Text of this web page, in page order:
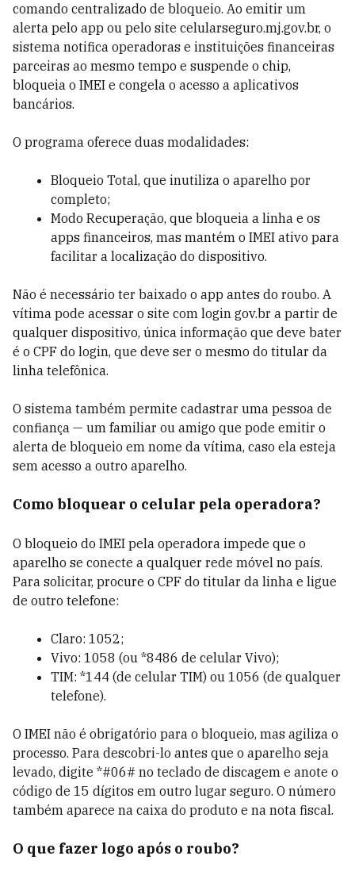
comando centralizado de bloqueio. Ao emitir um
alerta pelo app ou pelo site celularseguro.mj.gov.br, o
sistema notifica operadoras e instituições financeiras
parceiras ao mesmo tempo e suspende o chip,
bloqueia o IMEI e congela o acesso a aplicativos
bancários.
O programa oferece duas modalidades:
Bloqueio Total, que inutiliza o aparelho por
completo;
Modo Recuperação, que bloqueia a linha e os
apps financeiros, mas mantém o IMEI ativo para
facilitar a localização do dispositivo.
Não é necessário ter baixado o app antes do roubo. A
vítima pode acessar o site com login gov.br a partir de
qualquer dispositivo, única informação que deve bater
é o CPF do login, que deve ser o mesmo do titular da
linha telefônica.
O sistema também permite cadastrar uma pessoa de
confiança — um familiar ou amigo que pode emitir o
alerta de bloqueio em nome da vítima, caso ela esteja
sem acesso a outro aparelho.
Como bloquear o celular pela operadora?
O bloqueio do IMEI pela operadora impede que o
aparelho se conecte a qualquer rede móvel no país.
Para solicitar, procure o CPF do titular da linha e ligue
de outro telefone:
Claro: 1052;
Vivo: 1058 (ou *8486 de celular Vivo);
TIM: *144 (de celular TIM) ou 1056 (de qualquer
telefone).
O IMEI não é obrigatório para o bloqueio, mas agiliza o
processo. Para descobri-lo antes que o aparelho seja
levado, digite *#06# no teclado de discagem e anote o
código de 15 dígitos em outro lugar seguro. O número
também aparece na caixa do produto e na nota fiscal.
O que fazer logo após o roubo?